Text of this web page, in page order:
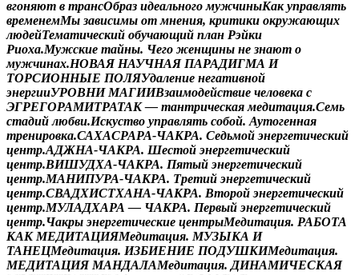
вгоняют в трансОбраз идеального мужчиныКак управлять
временемМы зависимы от мнения, критики окружающих
людейТематический обучающий план Рэйки
Риоха.Мужские тайны. Чего женщины не знают о
мужчинах.НОВАЯ НАУЧНАЯ ПАРАДИГМА И
ТОРСИОННЫЕ ПОЛЯУдаление негативной
энергииУРОВНИ МАГИИВзаимодействие человека с
ЭГРЕГОРАМИТРАТАК — тантрическая медитация.Семь
стадий любви.Искуство управлять собой. Аутогенная
тренировка.САХАСРАРА-ЧАКРА. Седьмой энергетический
центр.АДЖНА-ЧАКРА. Шестой энергетический
центр.ВИШУДХА-ЧАКРА. Пятый энергетический
центр.МАНИПУРА-ЧАКРА. Третий энергетический
центр.СВАДХИСТХАНА-ЧАКРА. Второй энергетический
центр.МУЛАДХАРА — ЧАКРА. Первый энергетический
центр.Чакры энергетические центрыМедитация. РАБОТА
КАК МЕДИТАЦИЯМедитация. МУЗЫКА И
ТАНЕЦМедитация. ИЗБИЕНИЕ ПОДУШКИМедитация.
МЕДИТАЦИЯ МАНДАЛАМедитация. ДИНАМИЧЕСКАЯ